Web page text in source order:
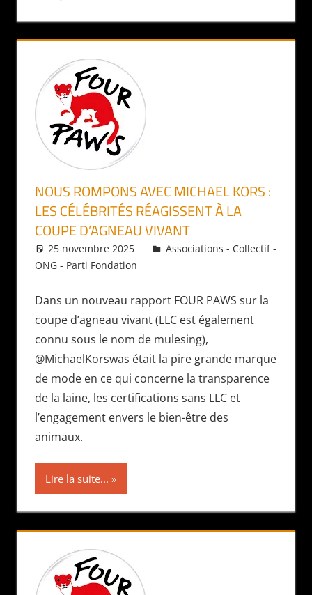
NOUS ROMPONS AVEC MICHAEL KORS :
LES CÉLÉBRITÉS RÉAGISSENT À LA
COUPE D’AGNEAU VIVANT
25 novembre 2025 Daniel
Associations - Collectif -
ONG - Parti Fondation
Dans un nouveau rapport FOUR PAWS sur la
coupe d’agneau vivant (LLC est également
connu sous le nom de mulesing),
@MichaelKorswas était la pire grande marque
de mode en ce qui concerne la transparence
de la laine, les certifications sans LLC et
l’engagement envers le bien-être des
animaux.
Lire la suite...